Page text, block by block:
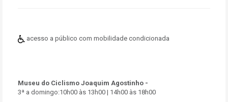
acesso a público com mobilidade condicionada
Museu do Ciclismo Joaquim Agostinho -
3ª a domingo:10h00 às 13h00 | 14h00 às 18h00